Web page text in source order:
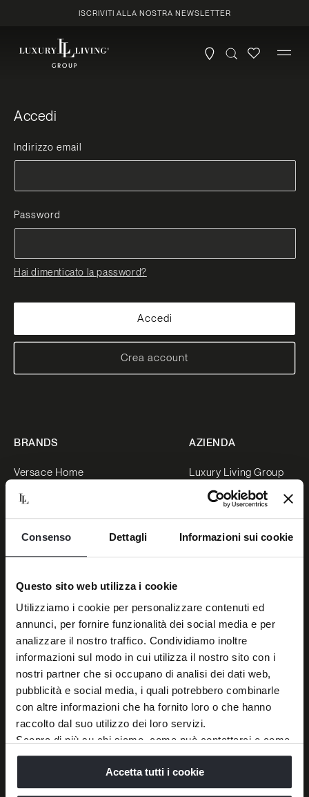
Consenso Dettagli Informazioni sui cookie
Questo sito web utilizza i cookie
Utilizziamo i cookie per personalizzare contenuti ed
annunci, per fornire funzionalità dei social media e per
analizzare il nostro traffico. Condividiamo inoltre
informazioni sul modo in cui utilizza il nostro sito con i
nostri partner che si occupano di analisi dei dati web,
pubblicità e social media, i quali potrebbero combinarle
con altre informazioni che ha fornito loro o che hanno
raccolto dal suo utilizzo dei loro servizi.
Scopra di più su chi siamo, come può contattarci e come
trattiamo i dati personali nella nostraInformativa sulla
Cookie Policy.
La chiusura di questo banner comporta il permanere delle
Accetta tutti i cookie
ISCRIVITI ALLA NOSTRA NEWSLETTER
Accedi
Indirizzo email
Password
Hai dimenticato la password?
Accedi
Crea account
BRANDS
Versace Home
Dolce&Gabbana Casa
Bentley Home
Bugatti Home
Luxence
Trussardi Casa
AZIENDA
Luxury Living Group
Lavora con noi
News
Stampa
Negozi
POSSIAMO AIUTARTI?
Richiedi un Appuntamento
Contattaci
Domande frequenti
SEGUICI
Linkedin
Pinterest
YouTube
Facebook